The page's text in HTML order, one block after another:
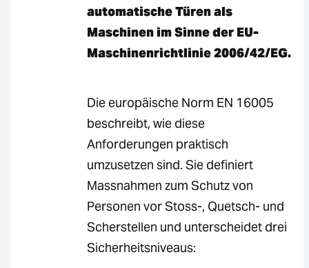
automatische Türen als
Maschinen im Sinne der EU-
Maschinenrichtlinie 2006/42/EG.
Die europäische Norm EN 16005
beschreibt, wie diese
Anforderungen praktisch
umzusetzen sind. Sie definiert
Massnahmen zum Schutz von
Personen vor Stoss-, Quetsch- und
Scherstellen und unterscheidet drei
Sicherheitsniveaus: